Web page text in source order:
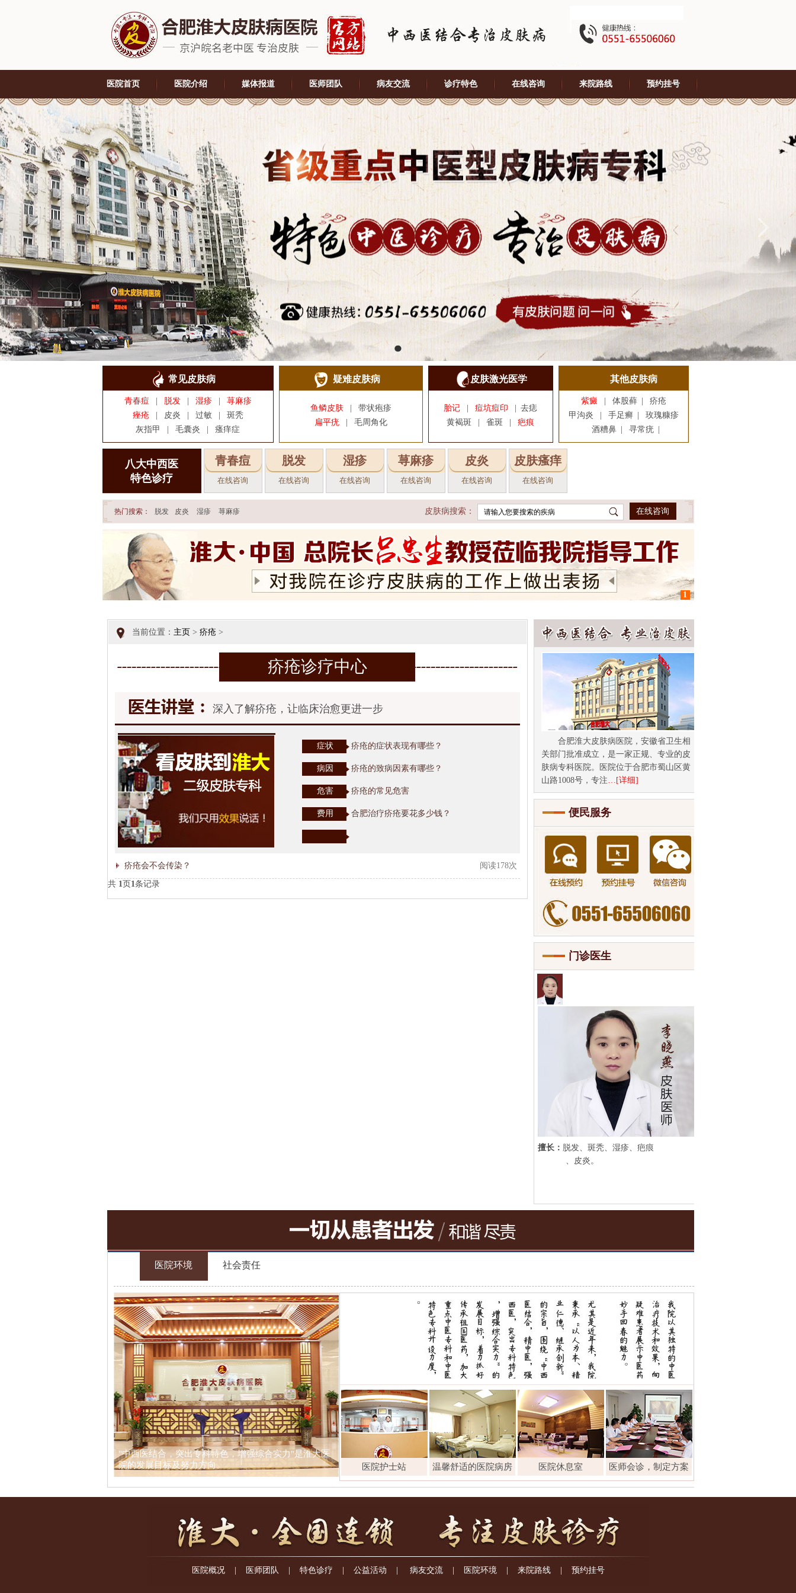
医院首页 医院介绍 媒体报道 医师团队 病友交流 诊疗特色 在线咨询 来院路线 预约挂号
常见皮肤病
青春痘 脱发 湿疹
荨麻疹
痤疮
皮炎 过敏
斑秃
灰指甲
毛囊炎 瘙痒症
疑难皮肤病
鱼鳞皮肤
带状疱疹
扁平疣
毛周角化
皮肤激光医学
胎记 痘坑痘印
去痣
黄褐斑
雀斑 疤痕
其他皮肤病
紫癜 体股藓
疥疮
甲沟炎
手足癣
玫瑰糠疹
酒糟鼻
寻常疣
八大中西医
特色诊疗
青春痘
在线咨询
脱发
在线咨询
湿疹
在线咨询
荨麻疹
在线咨询
皮炎
在线咨询
皮肤瘙痒
在线咨询
热门搜索： 脱发 皮炎 湿疹 荨麻疹 皮肤病搜索： 在线咨询
1
当前位置： 主页 > 疥疮 >
疥疮诊疗中心
深入了解疥疮，让临床治愈更进一步
症状 疥疮的症状表现有哪些？
病因 疥疮的致病因素有哪些？
危害 疥疮的常见危害
费用 合肥治疗疥疮要花多少钱？
阅读178次
疥疮会不会传染？
共 1页1条记录
合肥淮大皮肤病医院，安徽省卫生相
关部门批准成立，是一家正规、专业的皮
肤病专科医院。医院位于合肥市蜀山区黄
山路1008号，专注…[详细]
便民服务
门诊医生
擅长： 脱发、斑秃、湿疹、疤痕
、皮炎。
医院环境 社会责任
"中西医结合，突出专科特色，增强综合实力"是淮大医
院的发展目标及努力方向。
医院护士站 温馨舒适的医院病房 医院休息室 医师会诊，制定方案
医院概况 医师团队 特色诊疗 公益活动 病友交流 医院环境 来院路线 预约挂号